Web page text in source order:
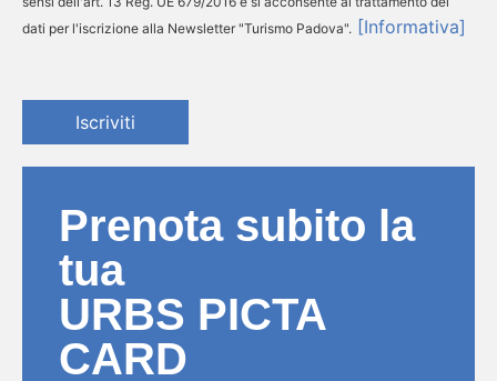
dati per l'iscrizione alla Newsletter "Turismo Padova". [Informativa]
Iscriviti
Prenota subito la
tua
URBS PICTA
CARD